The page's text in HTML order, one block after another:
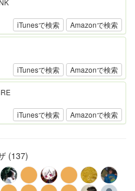
iTunesで検索 Amazonで検索
iTunesで検索 Amazonで検索
iTunesで検索 Amazonで検索
(137)